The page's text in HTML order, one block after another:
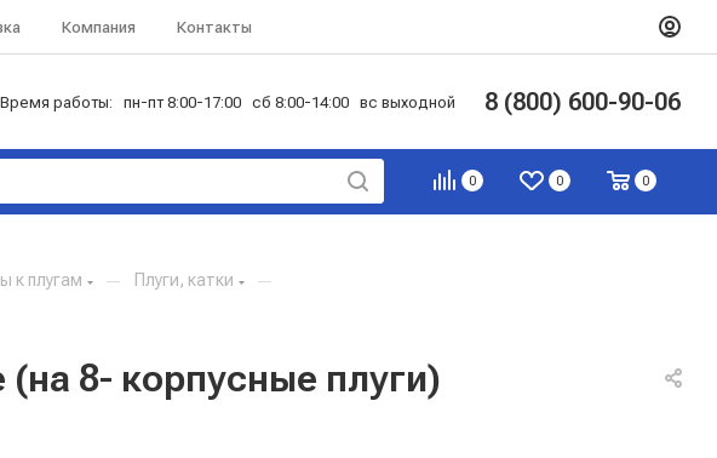
Компания Контакты
Время работы: пн-пт 8:00-17:00 сб 8:00-14:00 вс выходной 8 (800) 600-90-06
0 0 0
к плугам — Плуги, катки —
8- корпусные плуги)